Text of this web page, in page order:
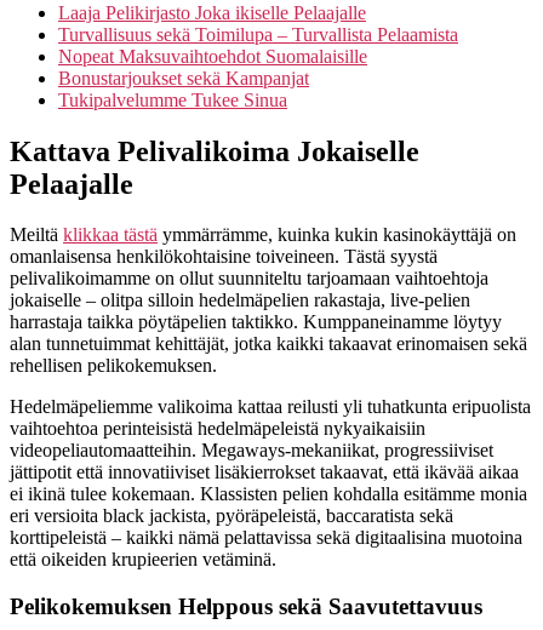
Laaja Pelikirjasto Joka ikiselle Pelaajalle
Turvallisuus sekä Toimilupa – Turvallista Pelaamista
Nopeat Maksuvaihtoehdot Suomalaisille
Bonustarjoukset sekä Kampanjat
Tukipalvelumme Tukee Sinua
Kattava Pelivalikoima Jokaiselle
Pelaajalle
Meiltä klikkaa tästä ymmärrämme, kuinka kukin kasinokäyttäjä on
omanlaisensa henkilökohtaisine toiveineen. Tästä syystä
pelivalikoimamme on ollut suunniteltu tarjoamaan vaihtoehtoja
jokaiselle – olitpa silloin hedelmäpelien rakastaja, live-pelien
harrastaja taikka pöytäpelien taktikko. Kumppaneinamme löytyy
alan tunnetuimmat kehittäjät, jotka kaikki takaavat erinomaisen sekä
rehellisen pelikokemuksen.
Hedelmäpeliemme valikoima kattaa reilusti yli tuhatkunta eripuolista
vaihtoehtoa perinteisistä hedelmäpeleistä nykyaikaisiin
videopeliautomaatteihin. Megaways-mekaniikat, progressiiviset
jättipotit että innovatiiviset lisäkierrokset takaavat, että ikävää aikaa
ei ikinä tulee kokemaan. Klassisten pelien kohdalla esitämme monia
eri versioita black jackista, pyöräpeleistä, baccaratista sekä
korttipeleistä – kaikki nämä pelattavissa sekä digitaalisina muotoina
että oikeiden krupieerien vetäminä.
Pelikokemuksen Helppous sekä Saavutettavuus